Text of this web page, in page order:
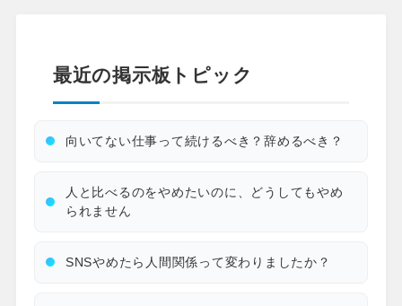
最近の掲示板トピック
向いてない仕事って続けるべき？辞めるべき？
人と比べるのをやめたいのに、どうしてもやめ
られません
SNSやめたら人間関係って変わりましたか？